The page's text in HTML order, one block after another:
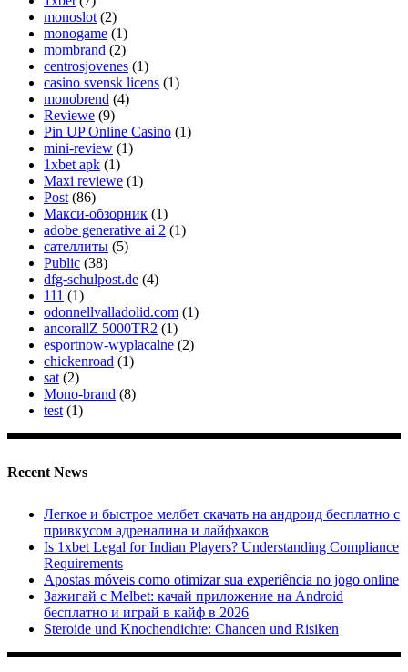
monoslot (2)
monogame (1)
mombrand (2)
centrosjovenes (1)
casino svensk licens (1)
monobrend (4)
Reviewe (9)
Pin UP Online Casino (1)
mini-review (1)
1xbet apk (1)
Maxi reviewe (1)
Post (86)
Макси-обзорник (1)
adobe generative ai 2 (1)
сателлиты (5)
Public (38)
dfg-schulpost.de (4)
111 (1)
odonnellvalladolid.com (1)
ancorallZ 5000TR2 (1)
esportnow-wyplacalne (2)
chickenroad (1)
sat (2)
Mono-brand (8)
test (1)
Recent News
Легкое и быстрое мелбет скачать на андроид бесплатно с
привкусом адреналина и лайфхаков
Is 1xbet Legal for Indian Players? Understanding Compliance
Requirements
Apostas móveis como otimizar sua experiência no jogo online
Зажигай с Melbet: качай приложение на Android
бесплатно и играй в кайф в 2026
Steroide und Knochendichte: Chancen und Risiken